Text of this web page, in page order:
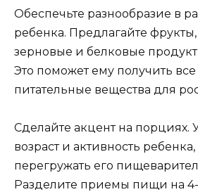
Обеспечьте разнообразие в
ребенка. Предлагайте
зерновые и белковые
Это поможет ему получить
питательные вещества для
Сделайте акцент на порциях.
возраст и активность
перегружать его
Разделите приемы пищи на